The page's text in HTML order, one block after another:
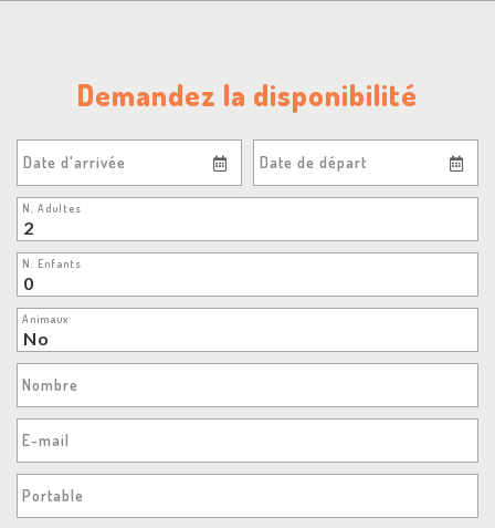
Demandez la disponibilité
Date d'arrivée Date de départ
N. Adultes
N. Enfants
Animaux
Nombre
E-mail
Portable